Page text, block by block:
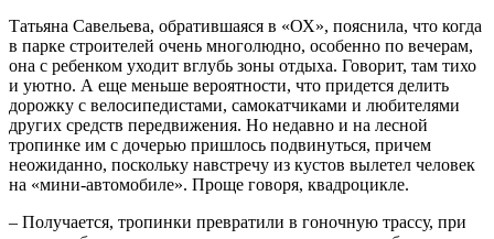
Татьяна Савельева, обратившаяся в «ОХ», пояснила, что когда
в парке строителей очень многолюдно, особенно по вечерам,
она с ребенком уходит вглубь зоны отдыха. Говорит, там тихо
и уютно. А еще меньше вероятности, что придется делить
дорожку с велосипедистами, самокатчиками и любителями
других средств передвижения. Но недавно и на лесной
тропинке им с дочерью пришлось подвинуться, причем
неожиданно, поскольку навстречу из кустов вылетел человек
на «мини-автомобиле». Проще говоря, квадроцикле.
– Получается, тропинки превратили в гоночную трассу, при